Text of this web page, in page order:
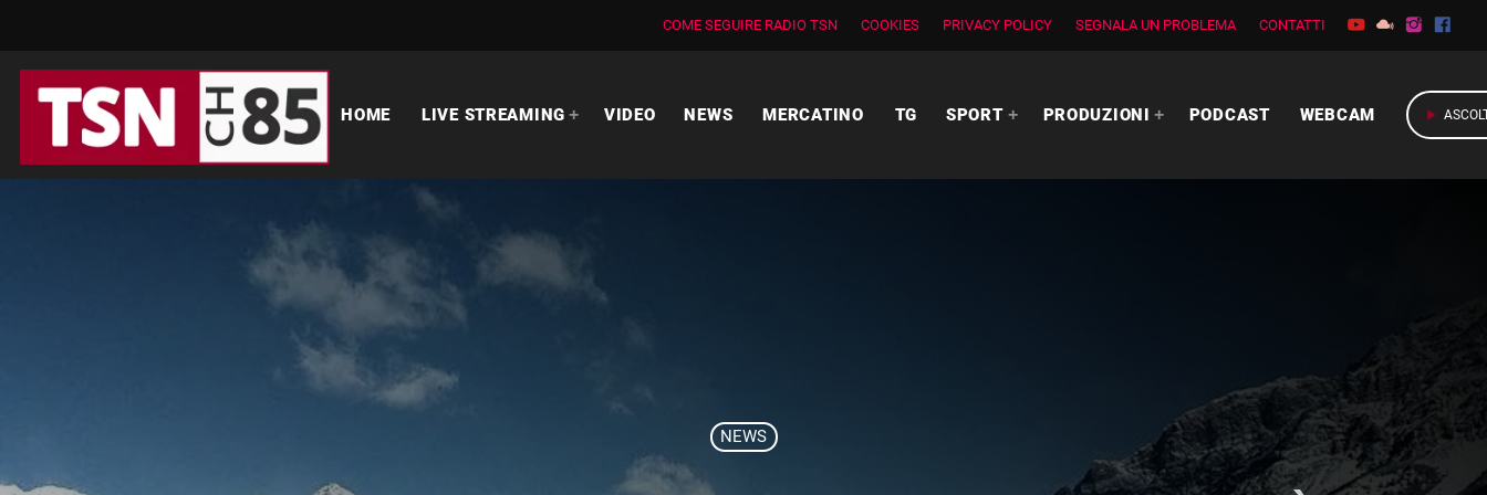
COME SEGUIRE RADIO TSN COOKIES PRIVACY POLICY SEGNALA UN PROBLEMA CONTATTI
HOME LIVE STREAMING VIDEO NEWS MERCATINO TG SPORT PRODUZIONI PODCAST WEBCAM play_arrow
NEWS